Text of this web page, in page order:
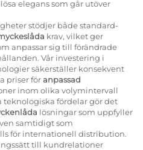
elegans som går utöver
stödjer både standard-
krav, vilket ger
anpassar sig till förändrade
Vår investering i
säkerställer konsekvent
priser föranpassad
inom olika volymintervall
teknologiska fördelar gör det
lösningar som uppfyller
samtidigt som
för internationell distribution.
till kundrelationer